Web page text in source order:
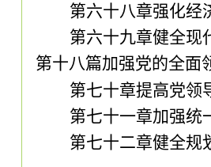
第六十八章强化经
第六十九章健全现
第十八篇加强党的全面
第七十章提高党领
第七十一章加强统
第七十二章健全规